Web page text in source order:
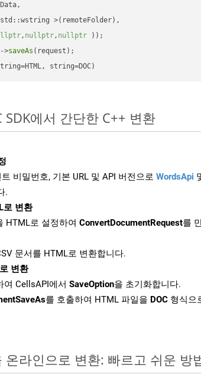
>(remoteFolder),
, nullptr, nullptr ))
>saveAs (request);
string=DOC)
SDK에서 간단한 C++ 변환
비밀번호, 기본 URL 및 API 버전으로 WordsApi
.
로 변환
HTML로 설정하여 ConvertDocumentRequest를
문서를 HTML로 변환합니다.
변환
여 CellsAPI에서 SaveOption을 초기화합니다.
를 호출하여 HTML 파일을 DOC 형식으
온라인으로 변환: 빠르고 쉬운 방